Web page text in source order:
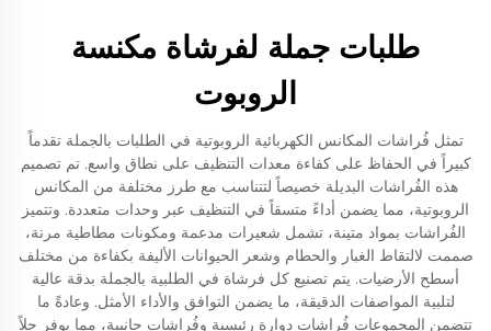
طلبات جملة لفرشاة مكنسة
الروبوت
تمثل فُراشات المكانس الكهربائية الروبوتية في الطلبات بالجملة تقدماً
كبيراً في الحفاظ على كفاءة معدات التنظيف على نطاق واسع. تم تصميم
هذه الفُراشات البديلة خصيصاً لتتناسب مع طرز مختلفة من المكانس
الروبوتية، مما يضمن أداءً متسقاً في التنظيف عبر وحدات متعددة. وتتميز
الفُراشات بمواد متينة، تشمل شعيرات مدعمة ومكونات مطاطية مرنة،
صممت لالتقاط الغبار والحطام وشعر الحيوانات الأليفة بكفاءة من مختلف
أسطح الأرضيات. يتم تصنيع كل فرشاة في الطلبية بالجملة بدقة عالية
لتلبية المواصفات الدقيقة، ما يضمن التوافق والأداء الأمثل. وعادةً ما
تتضمن المجموعات فُراشات دوارة رئيسية وفُراشات جانبية، مما يوفر حلاً